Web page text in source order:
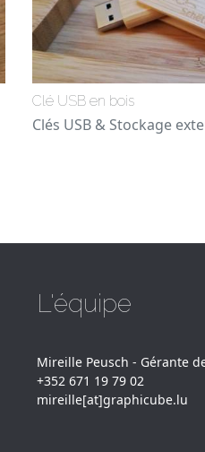
Clé USB en bois
Clés USB & Stockage
L'équipe
Mireille Peusch - Gérante
+352 671 19 79 02
mireille[at]graphicube.lu